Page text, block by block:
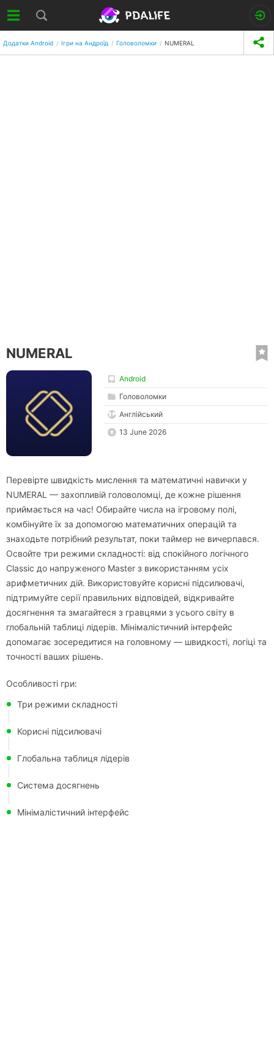
Додатки Android Ігри на Андроїд Головоломки NUMERAL
NUMERAL
Android
Головоломки
Англійський
13 June 2026
Перевірте швидкість мислення та математичні навички у
NUMERAL — захопливій головоломці, де кожне рішення
приймається на час! Обирайте числа на ігровому полі,
комбінуйте їх за допомогою математичних операцій та
знаходьте потрібний результат, поки таймер не вичерпався.
Освойте три режими складності: від спокійного логічного
Classic до напруженого Master з використанням усіх
арифметичних дій. Використовуйте корисні підсилювачі,
підтримуйте серії правильних відповідей, відкривайте
досягнення та змагайтеся з гравцями з усього світу в
глобальній таблиці лідерів. Мінімалістичний інтерфейс
допомагає зосередитися на головному — швидкості, логіці та
точності ваших рішень.
Особливості гри:
Три режими складності
Корисні підсилювачі
Глобальна таблиця лідерів
Система досягнень
Мінімалістичний інтерфейс